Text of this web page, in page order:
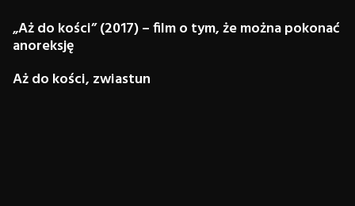
„Aż do kości” (2017) – film o tym, że można pokonać
anoreksję
Aż do kości, zwiastun